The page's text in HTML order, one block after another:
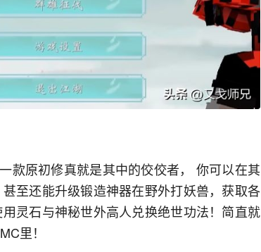
款原初修真就是其中的佼佼者， 你可以在其
至还能升级锻造神器在野外打妖兽，获取各
灵石与神秘世外高人兑换绝世功法！简直就
C里！